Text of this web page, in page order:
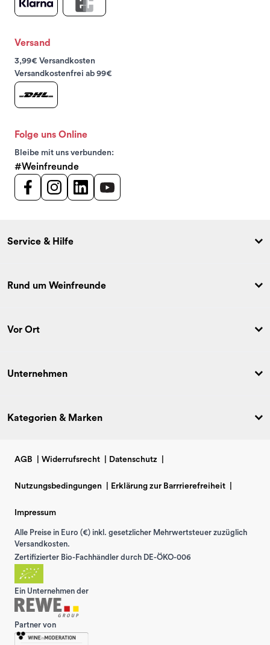
Versand
3,99€ Versandkosten
Versandkostenfrei ab 99€
Folge uns Online
Bleibe mit uns verbunden:
#Weinfreunde
Service & Hilfe
Rund um Weinfreunde
Vor Ort
Unternehmen
Kategorien & Marken
AGB Widerrufsrecht Datenschutz
Nutzungsbedingungen Erklärung zur Barrrierefreiheit
Impressum
Alle Preise in Euro (€) inkl. gesetzlicher Mehrwertsteuer zuzüglich
Versandkosten.
Zertifizierter Bio-Fachhändler durch DE-ÖKO-006
Ein Unternehmen der
Partner von